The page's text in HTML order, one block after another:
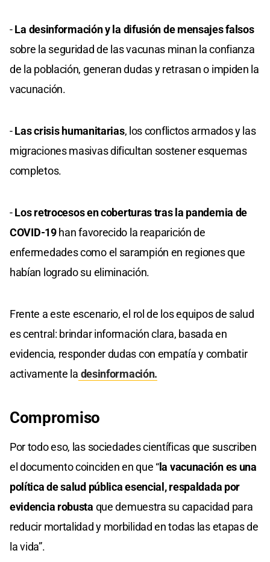
-La desinformación y la difusión de mensajes falsos
sobre la seguridad de las vacunas minan la confianza
de la población, generan dudas y retrasan o impiden la
vacunación.
-Las crisis humanitarias, los conflictos armados y las
migraciones masivas dificultan sostener esquemas
completos.
-Los retrocesos en coberturas tras la pandemia de
COVID-19han favorecido la reaparición de
enfermedades como el sarampión en regiones que
habían logrado su eliminación.
Frente a este escenario, el rol de los equipos de salud
es central: brindar información clara, basada en
evidencia, responder dudas con empatía y combatir
activamente la desinformación.
Compromiso
Por todo eso, las sociedades científicas que suscriben
el documento coinciden en que “la vacunación es una
política de salud pública esencial, respaldada por
evidencia robusta que demuestra su capacidad para
reducir mortalidad y morbilidad en todas las etapas de
la vida”.